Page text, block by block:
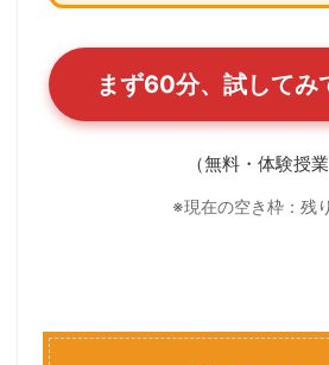
まず60分、試してみ
（無料・体験授業
※現在の空き枠：残